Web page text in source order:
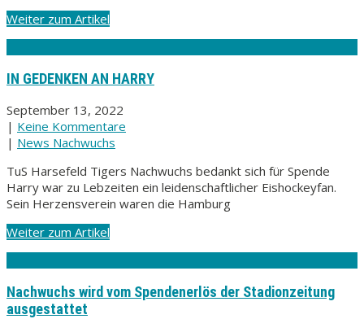
Weiter zum Artikel
IN GEDENKEN AN HARRY
September 13, 2022
| Keine Kommentare
| News Nachwuchs
TuS Harsefeld Tigers Nachwuchs bedankt sich für Spende
Harry war zu Lebzeiten ein leidenschaftlicher Eishockeyfan.
Sein Herzensverein waren die Hamburg
Weiter zum Artikel
Nachwuchs wird vom Spendenerlös der Stadionzeitung
ausgestattet